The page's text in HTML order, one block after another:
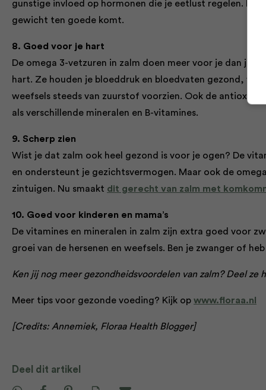
gunstige invloed op hormonen die je eetlust regelen.
gewicht ten goede komt.
8. Goed voor je hart
De omega 3-vetzuren in zalm doen meer voor je dan je
hart. Ze houden je bloeddruk en bloedvaten gezond,
weefsels steeds van zuurstof voorzien. Ook de
als verschillende mineralen en B-vitamines.
9. Scherp zien
Wist je dat zalm ook heel gezond is voor je ogen? De
en ondersteunt je gezichtsvermogen. Maar ook de
zintuigen. Nu smaakt dit gerecht van zalm met
10. Goed voor kinderen en mama’s
De vitamines en mineralen in zalm zijn extra goed voor
groei van de hersenen en weefsels. Ben je zwanger of
Ken jij nog meer gezondheidsvoordelen van zalm? Deel ze
Meer tips voor gezonde voeding? Kijk op www.floraa.nl
[Credits: Annemiek, Floraa Health Blogger]
Deel dit artikel